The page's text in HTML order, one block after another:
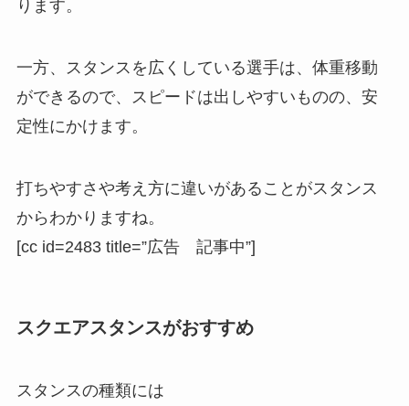
ります。
一方、スタンスを広くしている選手は、体重移動
ができるので、スピードは出しやすいものの、安
定性にかけます。
打ちやすさや考え方に違いがあることがスタンス
からわかりますね。
[cc id=2483 title=”広告 記事中”]
スクエアスタンスがおすすめ
スタンスの種類には